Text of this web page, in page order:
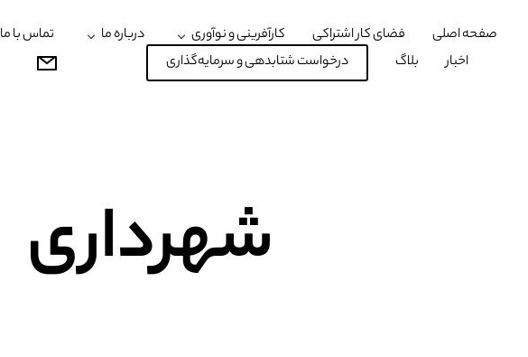
صفحه اصلی فضای کار اشتراکی کارآفرینی و نوآوری درباره ما
تماس با ما
اخبار
بلاگ درخواست شتابدهی و سرمایه‌گذاری
شهرداری